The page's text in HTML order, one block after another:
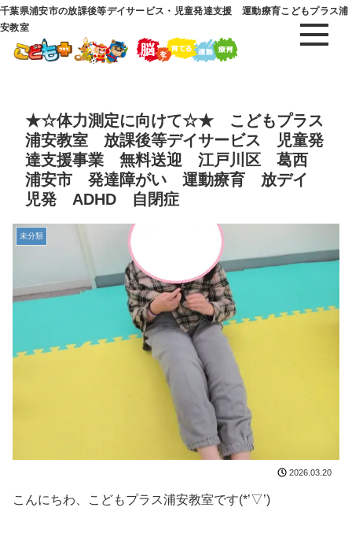
千葉県浦安市の放課後等デイサービス・児童発達支援 運動療育こどもプラス浦
安教室
★☆体力測定に向けて☆★ こどもプラス
浦安教室 放課後等デイサービス 児童発
達支援事業 無料送迎 江戸川区 葛西
浦安市 発達障がい 運動療育 放デイ
児発 ADHD 自閉症
未分類
2026.03.20
こんにちわ、こどもプラス浦安教室です(*’▽’)